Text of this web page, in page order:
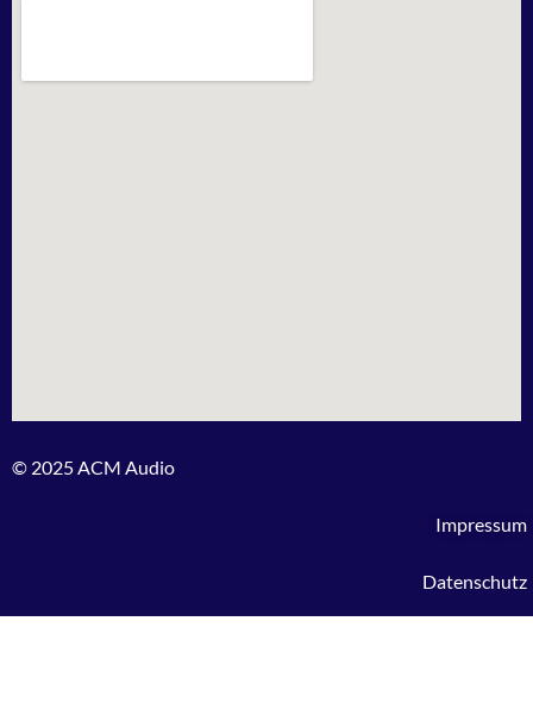
© 2025 ACM Audio
Impressum
Datenschutz